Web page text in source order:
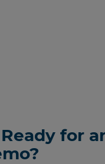
for